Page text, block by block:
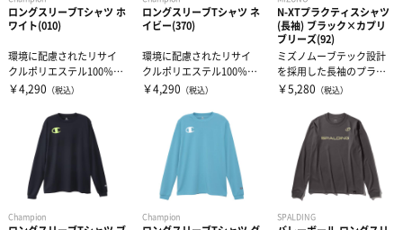
ロングスリーブTシャツ ホ
ワイト(010)
環境に配慮されたリサイ
クルポリエステル100％
で、吸汗速乾機能、通気
￥4,290 （税込）
ロングスリーブTシャツ ネ
イビー(370)
環境に配慮されたリサイ
クルポリエステル100％
で、吸汗速乾機能、通気
￥4,290 （税込）
N-XTプラクティスシャツ
(長袖) ブラック×カプリ
ブリーズ(92)
ミズノムーブテック設計
を採用した長袖のプラク
ティスシャツです。■汗
￥5,280 （税込）
Champion Champion SPALDING